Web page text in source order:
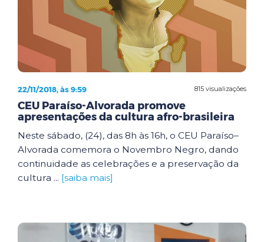
815 visualizações
22/11/2018, às 9:59
CEU Paraíso-Alvorada promove
apresentações da cultura afro-brasileira
Neste sábado, (24), das 8h às 16h, o CEU Paraíso–
Alvorada comemora o Novembro Negro, dando
continuidade as celebrações e a preservação da
cultura ... [saiba mais]